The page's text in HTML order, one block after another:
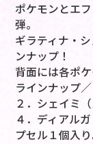
ポケモンとエ
弾。
ギラティナ・
ンナップ！
背面には各ポ
ラインナップ
２．シェイミ
４．ディア
プセル１個入